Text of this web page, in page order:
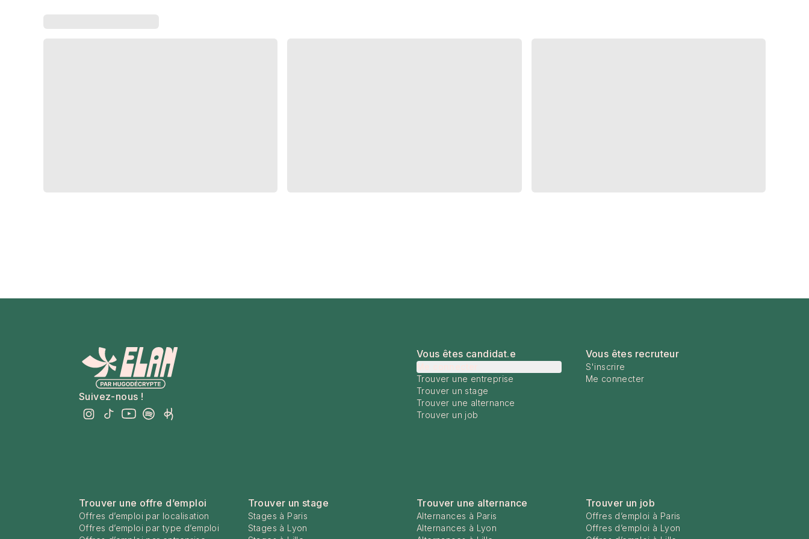
Suivez-nous !
Vous êtes candidat.e
Trouver une entreprise
Trouver un stage
Trouver une alternance
Trouver un job
Vous êtes recruteur
S'inscrire
Me connecter
Trouver une offre d’emploi
Offres d’emploi par localisation
Offres d’emploi par type d’emploi
Trouver un stage
Stages à Paris
Stages à Lyon
Trouver une alternance
Alternances à Paris
Alternances à Lyon
Trouver un job
Offres d’emploi à Paris
Offres d’emploi à Lyon